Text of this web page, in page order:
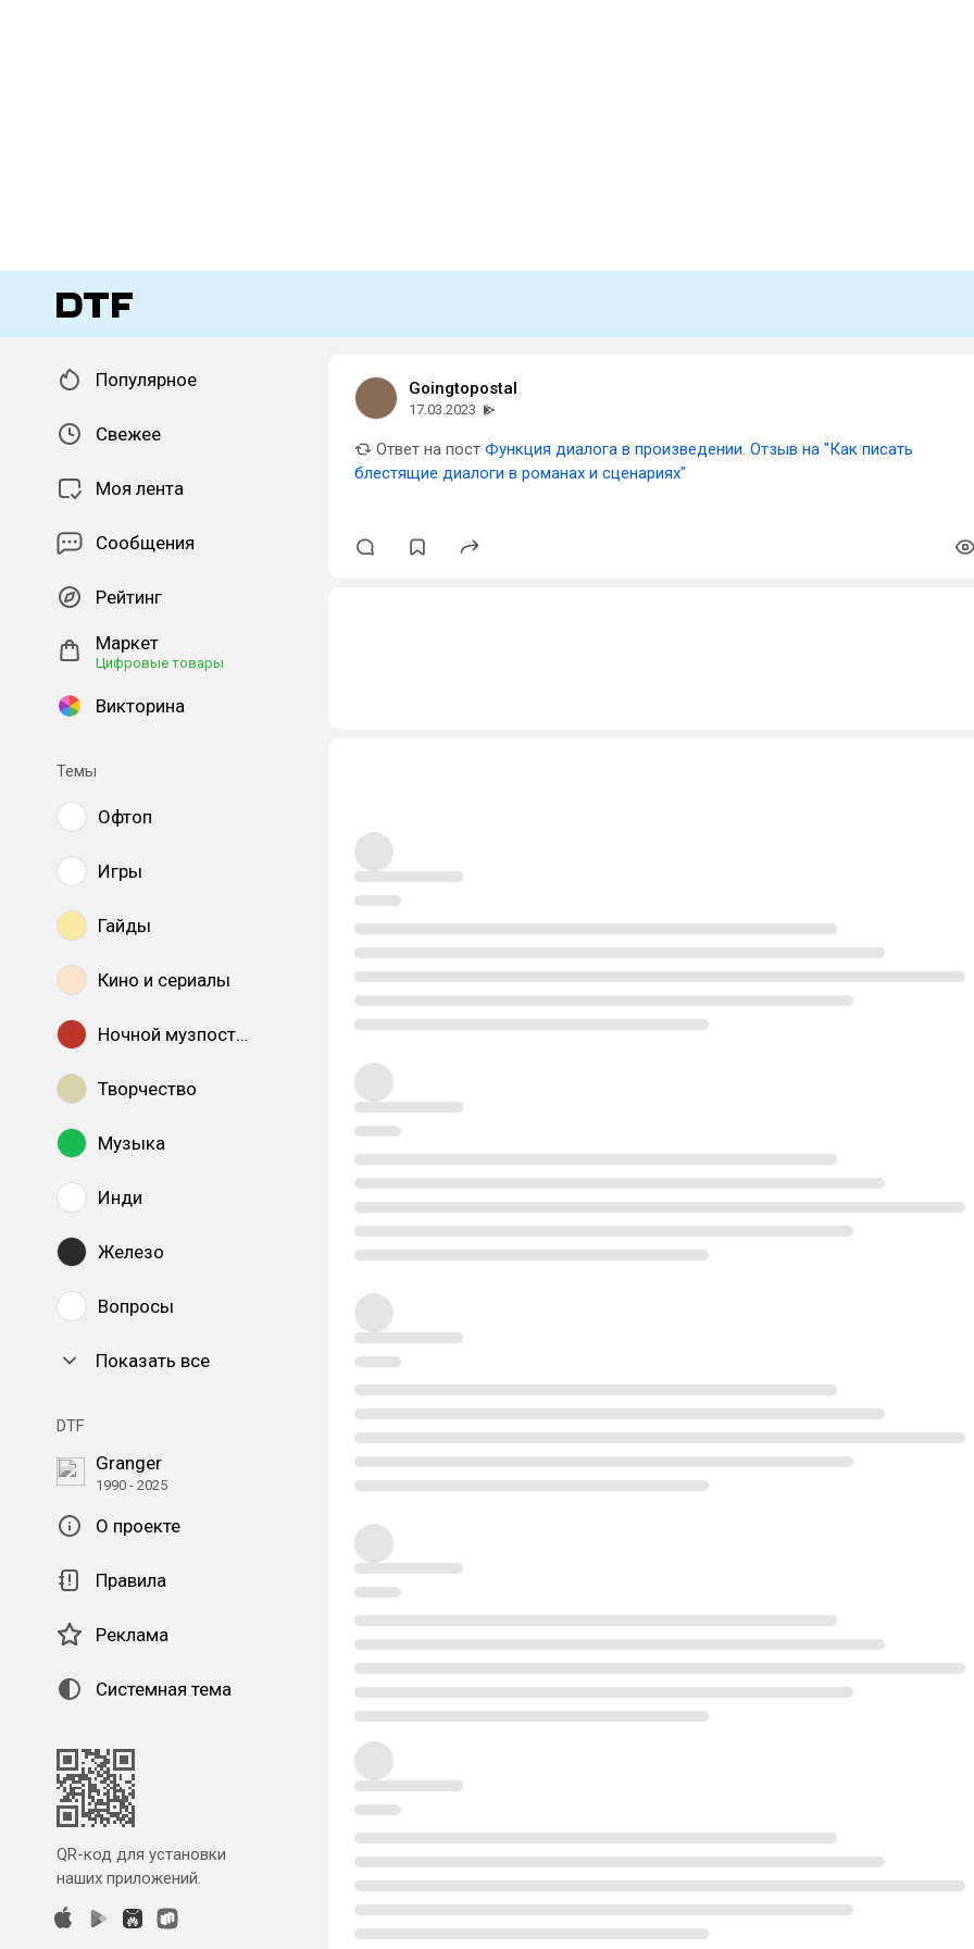
Популярное
Свежее
Моя лента
Сообщения
Рейтинг
Маркет
Цифровые товары
Викторина
Темы
Офтоп
Игры
Гайды
Кино и сериалы
Ночной музпостинг
Творчество
Музыка
Инди
Железо
Вопросы
Показать все
DTF
Granger
1990 - 2025
О проекте
Правила
Реклама
Системная тема
QR-код для установки
наших приложений.
Goingtopostal
17.03.2023
Ответ на пост Функция диалога в произведении. Отзыв на "Как писать
блестящие диалоги в романах и сценариях"